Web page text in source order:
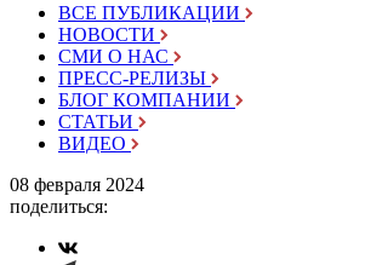
ВСЕ ПУБЛИКАЦИИ
НОВОСТИ
СМИ О НАС
ПРЕСС-РЕЛИЗЫ
БЛОГ КОМПАНИИ
СТАТЬИ
ВИДЕО
08 февраля 2024
поделиться: